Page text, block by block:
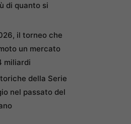
di quanto si
il torneo che
un mercato
miliardi
della Serie
nel passato del